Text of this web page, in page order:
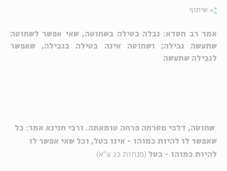
שיתוף
אמר רב חסדא: נבלה בטילה בשחוטה, שאי אפשר לשחוטה
שתעשה נבילה; ושחוטה אינה בטילה בנבילה, שאפשר
לנבילה שתעשה
שחוטה, דלכי מסרחה פרחה טומאתה. ורבי חנינא אמר: כל
שאפשר לו להיות כמוהו - אינו בטל, וכל שאי אפשר לו
להיות כמוהו - בטל (מנחות כג ע"א)